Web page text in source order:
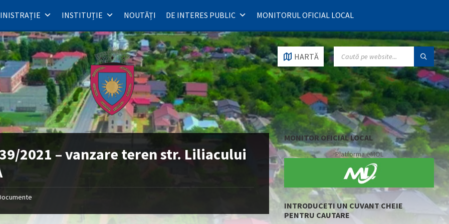
INSTITUȚIE NOUTĂȚI DE INTERES PUBLIC MONITORUL OFICIAL LOCAL
HARTĂ
SEARCH:
2021 – vanzare teren str. Liliacului
MONITOR OFICIAL LOCAL
Platforma eMOL
INTRODUCETI UN CUVANT CHEIE
PENTRU CAUTARE